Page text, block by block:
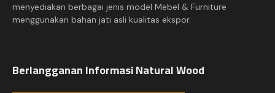
menyediakan berbagai jenis model Mebel & Furniture
menggunakan bahan jati asli kualitas ekspor.
Berlangganan Informasi Natural Wood